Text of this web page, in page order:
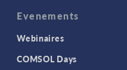
Evenements
Webinaires
COMSOL Days